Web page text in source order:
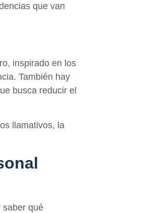
que van
inspirado en los
También hay
busca reducir el
llamativos, la
saber qué